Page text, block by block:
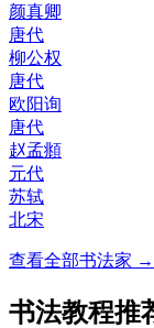
颜真卿
唐代
柳公权
唐代
欧阳询
唐代
赵孟頫
元代
苏轼
北宋
查看全部书法家 →
书法教程推